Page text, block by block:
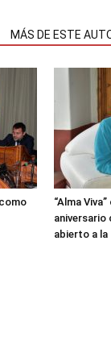
MÁS DE ESTE
“Alma
aniversario
abierto a